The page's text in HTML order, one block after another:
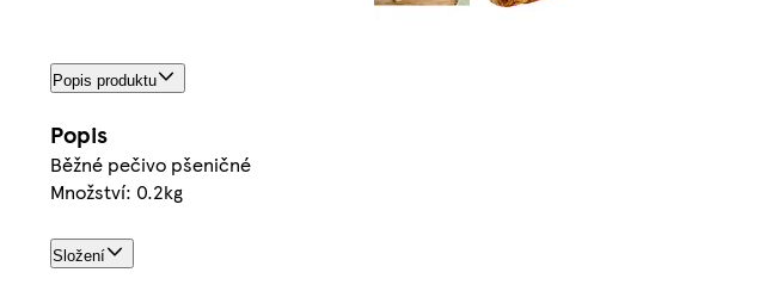
Popis produktu
Popis
Běžné pečivo pšeničné
Množství: 0.2kg
Složení